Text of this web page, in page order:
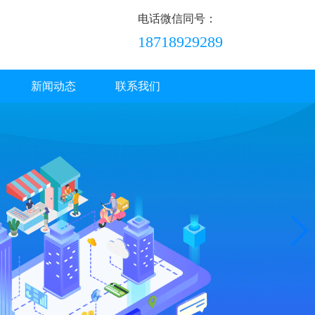
电话微信同号：
18718929289
新闻动态 联系我们